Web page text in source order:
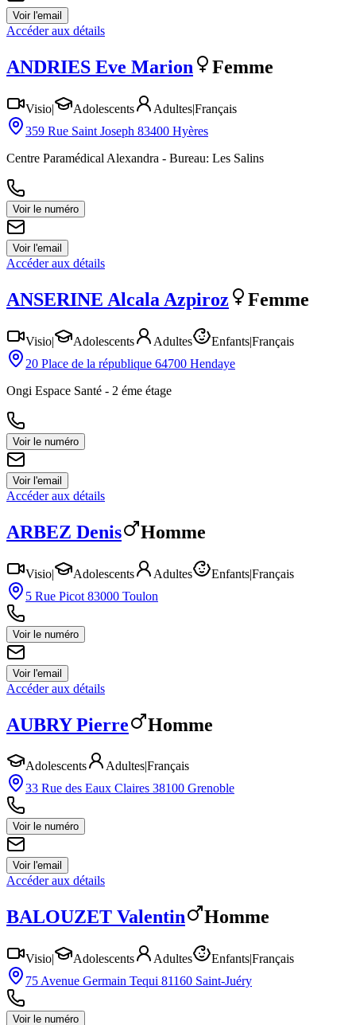
Voir l'email
Accéder aux détails
ANDRIES Eve Marion Femme
Visio| Adolescents Adultes|Français
359 Rue Saint Joseph 83400 Hyères
Centre Paramédical Alexandra - Bureau: Les Salins
Voir le numéro
Voir l'email
Accéder aux détails
ANSERINE Alcala Azpiroz Femme
Visio| Adolescents Adultes Enfants|Français
20 Place de la république 64700 Hendaye
Ongi Espace Santé - 2 éme étage
Voir le numéro
Voir l'email
Accéder aux détails
ARBEZ Denis Homme
Visio| Adolescents Adultes Enfants|Français
5 Rue Picot 83000 Toulon
Voir le numéro
Voir l'email
Accéder aux détails
AUBRY Pierre Homme
Adolescents AdultesFrançais
33 Rue des Eaux Claires 38100 Grenoble
Voir le numéro
Voir l'email
Accéder aux détails
BALOUZET Valentin Homme
Visio| Adolescents Adultes Enfants|Français
75 Avenue Germain Tequi 81160 Saint-Juéry
Voir le numéro